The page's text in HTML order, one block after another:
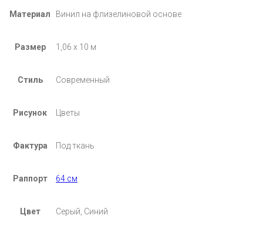
Материал Винил на флизелиновой основе
Размер 1,06 х 10 м
Стиль Современный
Рисунок Цветы
Фактура Под ткань
Раппорт 64 см
Цвет Серый, Синий